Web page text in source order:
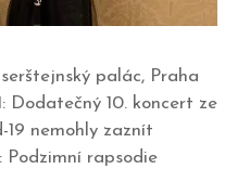
palác, Praha
Dodatečný 10. koncert ze
19 nemohly zaznít
Podzimní rapsodie